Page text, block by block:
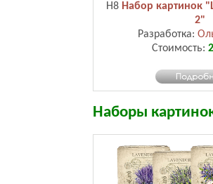
H8 Набор картинок
2"
Разработка:
Стоимость:
Наборы